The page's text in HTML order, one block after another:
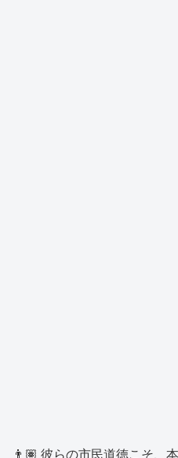
👨🏽 彼らの市民道徳こそ、